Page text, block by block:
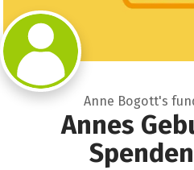
Anne Bogott's
Annes